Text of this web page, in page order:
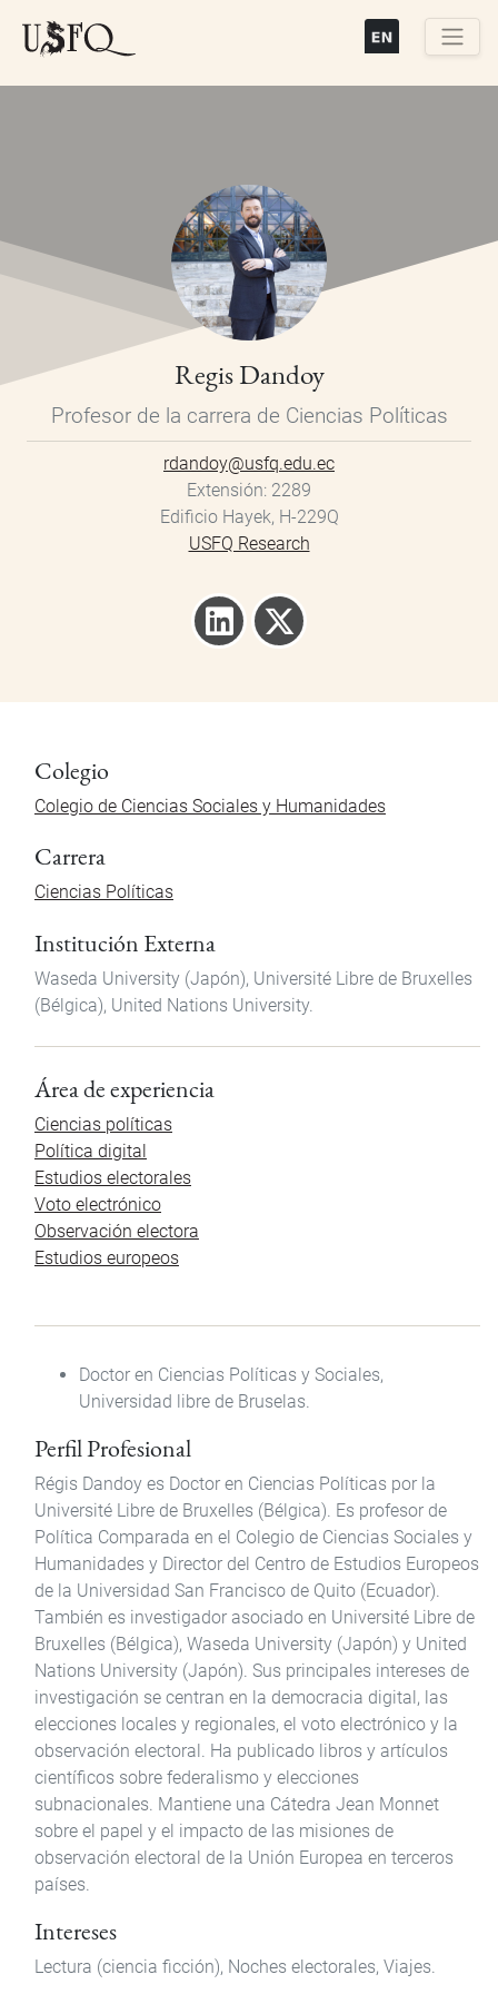
Regis Dandoy
Profesor de la carrera de Ciencias Políticas
rdandoy@usfq.edu.ec
Extensión 2289
Edificio Hayek, H-229Q
USFQ Research
Colegio
Colegio de Ciencias Sociales y Humanidades
Carrera
Ciencias Políticas
Institución Externa
Waseda University (Japón), Université Libre de Bruxelles
(Bélgica), United Nations University.
Área de experiencia
Ciencias políticas
Política digital
Estudios electorales
Voto electrónico
Observación electora
Estudios europeos
Doctor en Ciencias Políticas y Sociales,
Universidad libre de Bruselas.
Perfil Profesional
Régis Dandoy es Doctor en Ciencias Políticas por la
Université Libre de Bruxelles (Bélgica). Es profesor de
Política Comparada en el Colegio de Ciencias Sociales y
Humanidades y Director del Centro de Estudios Europeos
de la Universidad San Francisco de Quito (Ecuador).
También es investigador asociado en Université Libre de
Bruxelles (Bélgica), Waseda University (Japón) y United
Nations University (Japón). Sus principales intereses de
investigación se centran en la democracia digital, las
elecciones locales y regionales, el voto electrónico y la
observación electoral. Ha publicado libros y artículos
científicos sobre federalismo y elecciones
subnacionales. Mantiene una Cátedra Jean Monnet
sobre el papel y el impacto de las misiones de
observación electoral de la Unión Europea en terceros
países.
Intereses
Lectura (ciencia ficción), Noches electorales, Viajes.